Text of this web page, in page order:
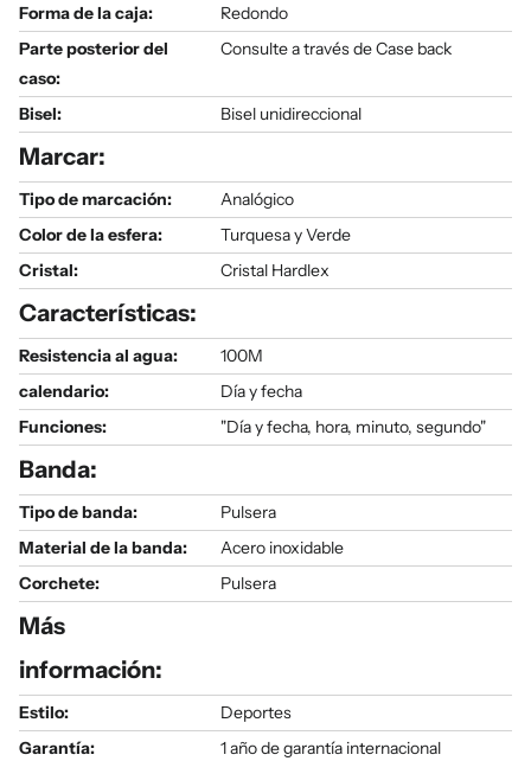
Forma de la caja:
Redondo
Parte posterior del
caso:
Consulte a través de Case back
Bisel: Bisel unidireccional
Marcar:
Tipo de marcación:
Analógico
Color de la esfera:
Turquesa y Verde
Cristal:
Cristal Hardlex
Características:
Resistencia al agua:
100M
calendario:
Día y fecha
Funciones:
"Día y fecha, hora, minuto, segundo"
Banda:
Tipo de banda:
Pulsera
Material de la banda:
Acero inoxidable
Corchete:
Pulsera
Más
información:
Estilo:
Deportes
Garantía:
1 año de garantía internacional